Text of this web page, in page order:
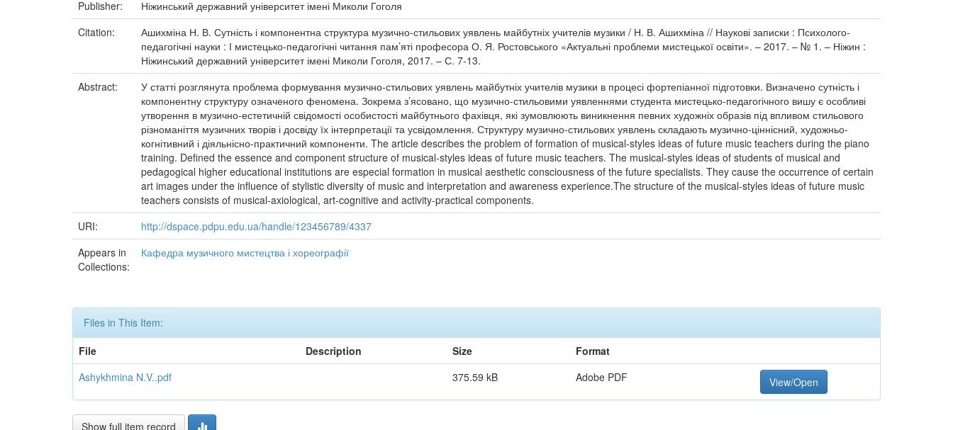
Publisher:
Ніжинський державний університет імені Миколи Гоголя
Citation:
Ашихміна Н. В. Сутність і компонентна структура музично-стильових уявлень майбутніх учителів музики / Н. В. Ашихміна // Наукові записки : Психолого-
педагогічні науки : І мистецько-педагогічні читання пам’яті професора О. Я. Ростовського «Актуальні проблеми мистецької освіти». – 2017. – № 1. – Ніжин :
Ніжинський державний університет імені Миколи Гоголя, 2017. – С. 7-13.
Abstract:
У статті розглянута проблема формування музично-стильових уявлень майбутніх учителів музики в процесі фортепіанної підготовки. Визначено сутність і
компонентну структуру означеного феномена. Зокрема з’ясовано, що музично-стильовими уявленнями студента мистецько-педагогічного вишу є особливі
утворення в музично-естетичній свідомості особистості майбутнього фахівця, які зумовлюють виникнення певних художніх образів під впливом стильового
різноманіття музичних творів і досвіду їх інтерпретації та усвідомлення. Структуру музично-стильових уявлень складають музично-ціннісний, художньо-
когнітивний і діяльнісно-практичний компоненти. The article describes the problem of formation of musical-styles ideas of future music teachers during the piano
training. Defined the essence and component structure of musical-styles ideas of future music teachers. The musical-styles ideas of students of musical and
pedagogical higher educational institutions are especial formation in musical aesthetic consciousness of the future specialists. They cause the occurrence of certain
art images under the influence of stylistic diversity of music and interpretation and awareness experience.The structure of the musical-styles ideas of future music
teachers consists of musical-axiological, art-cognitive and activity-practical components.
URI:
http://dspace.pdpu.edu.ua/handle/123456789/4337
Appears in
Collections:
Кафедра музичного мистецтва і хореографії
Files in This Item:
File
Description Size
Format
Ashykhmina N.V..pdf
375.59 kB Adobe PDF View/Open
Show full item record